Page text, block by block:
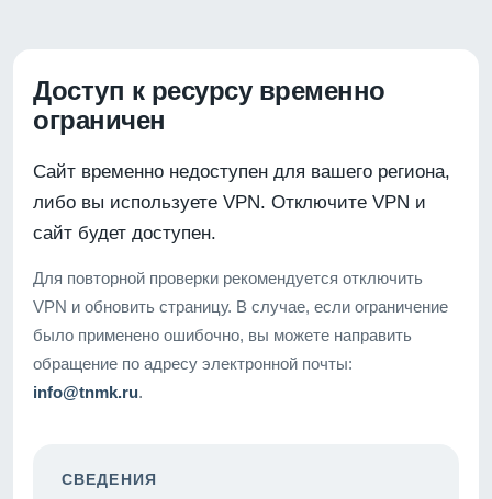
Доступ к ресурсу временно
ограничен
Сайт временно недоступен для вашего региона,
либо вы используете VPN. Отключите VPN и
сайт будет доступен.
Для повторной проверки рекомендуется отключить
VPN и обновить страницу. В случае, если ограничение
было применено ошибочно, вы можете направить
обращение по адресу электронной почты:
info@tnmk.ru.
СВЕДЕНИЯ